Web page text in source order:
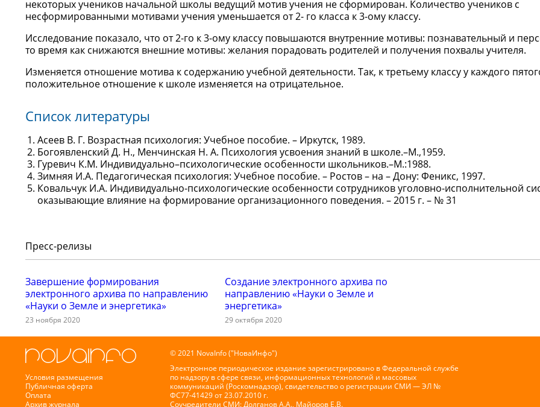
некоторых учеников начальной школы ведущий мотив учения не сформирован. Количество учеников с
несформированными мотивами учения уменьшается от 2- го класса к 3-ому классу.
Исследование показало, что от 2-го к 3-ому классу повышаются внутренние мотивы: познавательный и
то время как снижаются внешние мотивы: желания порадовать родителей и получения похвалы учителя.
Изменяется отношение мотива к содержанию учебной деятельности. Так, к третьему классу у каждого
положительное отношение к школе изменяется на отрицательное.
Список литературы
Асеев В. Г. Возрастная психология: Учебное пособие. – Иркутск, 1989.
Богоявленский Д. Н., Менчинская Н. А. Психология усвоения знаний в школе.–М.,1959.
Гуревич К.М. Индивидуально–психологические особенности школьников.–М.:1988.
Зимняя И.А. Педагогическая психология: Учебное пособие. – Ростов – на – Дону: Феникс, 1997.
Ковальчук И.А. Индивидуально-психологические особенности сотрудников уголовно-исполнительной
оказывающие влияние на формирование организационного поведения. – 2015 г. – № 31
Пресс-релизы
Завершение формирования
электронного архива по направлению
«Науки о Земле и энергетика»
23 ноября 2020
Создание электронного архива по
направлению «Науки о Земле и
энергетика»
29 октября 2020
Условия размещения
Публичная оферта
Оплата
Архив журнала
© 2021 NovaInfo ("НоваИнфо")
Электронное периодическое издание зарегистрировано в Федеральной службе
по надзору в сфере связи, информационных технологий и массовых
коммуникаций (Роскомнадзор), свидетельство о регистрации СМИ — ЭЛ №
ФС77-41429 от 23.07.2010 г.
Соучредители СМИ: Долганов А.А., Майоров Е.В.